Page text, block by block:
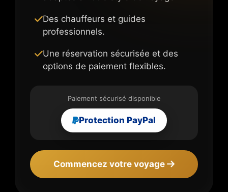
Des chauffeurs et guides
professionnels.
Une réservation sécurisée et des
options de paiement flexibles.
Paiement sécurisé disponible
Protection PayPal
Commencez votre voyage